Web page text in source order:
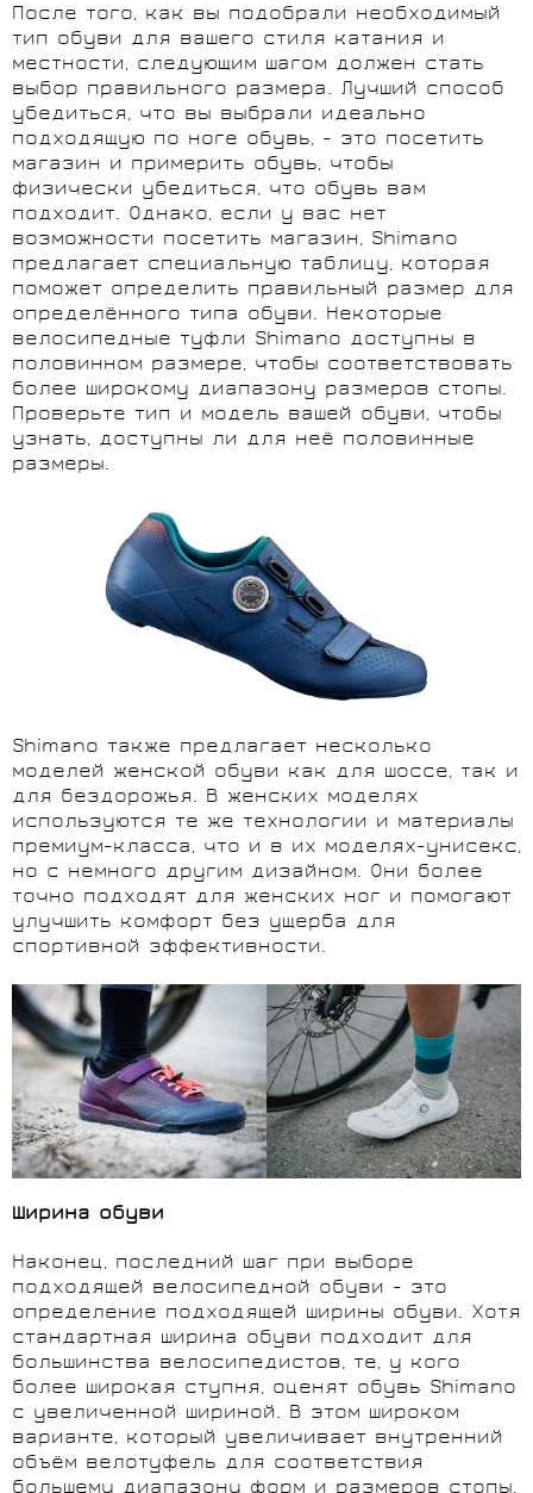
После того, как вы подобрали необходимый
тип обуви для вашего стиля катания и
местности, следующим шагом должен стать
выбор правильного размера. Лучший способ
убедиться, что вы выбрали идеально
подходящую по ноге обувь, - это посетить
магазин и примерить обувь, чтобы
физически убедиться, что обувь вам
подходит. Однако, если у вас нет
возможности посетить магазин, Shimano
предлагает специальную таблицу, которая
поможет определить правильный размер для
определённого типа обуви. Некоторые
велосипедные туфли Shimano доступны в
половинном размере, чтобы соответствовать
более широкому диапазону размеров стопы.
Проверьте тип и модель вашей обуви, чтобы
узнать, доступны ли для неё половинные
размеры.
Shimano также предлагает несколько
моделей женской обуви как для шоссе, так и
для бездорожья. В женских моделях
используются те же технологии и материалы
премиум-класса, что и в их моделях-унисекс,
но с немного другим дизайном. Они более
точно подходят для женских ног и помогают
улучшить комфорт без ущерба для
спортивной эффективности.
Ширина обуви
Наконец, последний шаг при выборе
подходящей велосипедной обуви - это
определение подходящей ширины обуви. Хотя
стандартная ширина обуви подходит для
большинства велосипедистов, те, у кого
более широкая ступня, оценят обувь Shimano
с увеличенной шириной. В этом широком
варианте, который увеличивает внутренний
объём велотуфель для соответствия